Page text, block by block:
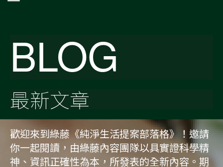
BLOG
最新文章
歡迎來到綠藤《純淨生活提案部落格》！邀請
你一起閱讀，由綠藤內容團隊以具實證科學精
神、資訊正確性為本，所發表的全新內容。期